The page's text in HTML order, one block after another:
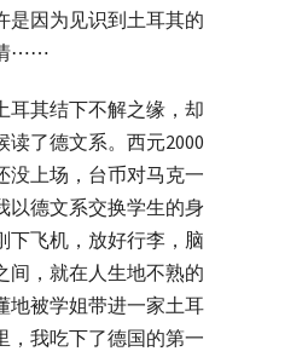
是因为见识到土耳其的
⋯⋯
耳其结下不解之缘，却
读了德文系。西元2000
没上场，台币对马克一
以德文系交换学生的身
下飞机，放好行李，脑
间，就在人生地不熟的
地被学姐带进一家土耳
，我吃下了德国的第一